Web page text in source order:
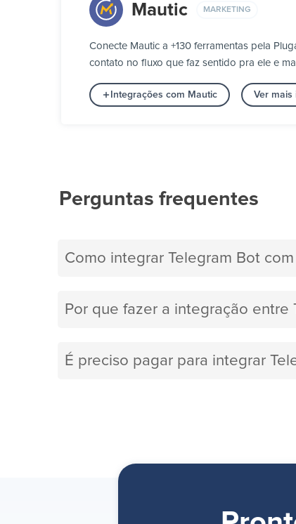
Mautic MARKETING
Conecte Mautic a +130 ferramentas pela
contato no fluxo que faz sentido pra ele e
Integrações com Mautic Ver mais
Perguntas frequentes
Como integrar Telegram Bot
Por que fazer a integração entre
É preciso pagar para integrar